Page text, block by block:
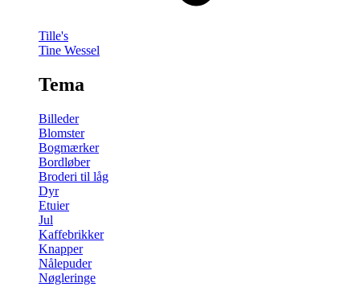
Tille's
Tine Wessel
Tema
Billeder
Blomster
Bogmærker
Bordløber
Broderi til låg
Dyr
Etuier
Jul
Kaffebrikker
Knapper
Nålepuder
Nøgleringe